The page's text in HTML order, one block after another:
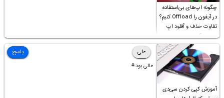
چگونه اپ‌های بی‌استفاده
در آیفون را Offload کنیم؟
تفاوت حذف و آفلود اپ
چیست؟
آموزش کپی کردن سی‌دی
علی
عالی بود⚘
پاسخ